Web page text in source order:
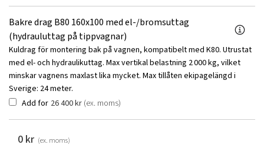
Bakre drag B80 160x100 med el-/bromsuttag
(hydrauluttag på tippvagnar)
Kuldrag för montering bak på vagnen, kompatibelt med K80. Utrustat
med el- och hydraulikuttag. Max vertikal belastning 2 000 kg, vilket
minskar vagnens maxlast lika mycket. Max tillåten ekipagelängd i
Sverige: 24 meter.
Add for 26 400kr (ex. moms)
0 kr (ex. moms)